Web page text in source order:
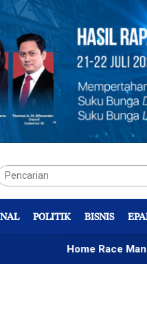
POLITIK BISNIS
Home Race Mandalika,